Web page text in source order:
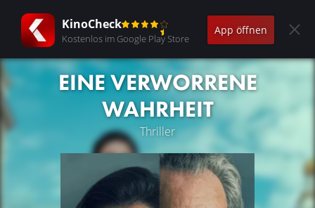
KinoCheck
Kostenlos im Google Play Store
App öffnen
EINE VERWORRENE
WAHRHEIT
Thriller